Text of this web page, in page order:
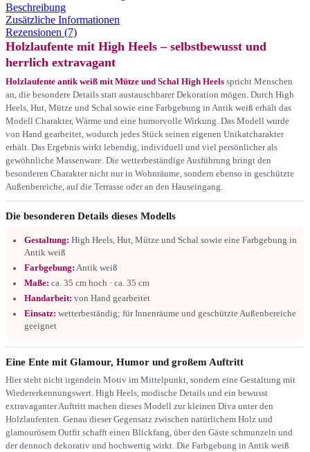
Beschreibung
Zusätzliche Informationen
Rezensionen (7)
Holzlaufente mit High Heels – selbstbewusst und
herrlich extravagant
Holzlaufente antik weiß mit Mütze und Schal High Heels spricht Menschen
an, die besondere Details statt austauschbarer Dekoration mögen. Durch High
Heels, Hut, Mütze und Schal sowie eine Farbgebung in Antik weiß erhält das
Modell Charakter, Wärme und eine humorvolle Wirkung. Das Modell wurde
von Hand gearbeitet, wodurch jedes Stück seinen eigenen Unikatcharakter
erhält. Das Ergebnis wirkt lebendig, individuell und viel persönlicher als
gewöhnliche Massenware. Die wetterbeständige Ausführung bringt den
besonderen Charakter nicht nur in Wohnräume, sondern ebenso in geschützte
Außenbereiche, auf die Terrasse oder an den Hauseingang.
Die besonderen Details dieses Modells
Gestaltung: High Heels, Hut, Mütze und Schal sowie eine Farbgebung in
Antik weiß
Farbgebung: Antik weiß
Maße: ca. 35 cm hoch · ca. 35 cm
Handarbeit: von Hand gearbeitet
Einsatz: wetterbeständig; für Innenräume und geschützte Außenbereiche
geeignet
Eine Ente mit Glamour, Humor und großem Auftritt
Hier steht nicht irgendein Motiv im Mittelpunkt, sondern eine Gestaltung mit
Wiedererkennungswert. High Heels, modische Details und ein bewusst
extravaganter Auftritt machen dieses Modell zur kleinen Diva unter den
Holzlaufenten. Genau dieser Gegensatz zwischen natürlichem Holz und
glamourösem Outfit schafft einen Blickfang, über den Gäste schmunzeln und
der dennoch dekorativ und hochwertig wirkt. Die Farbgebung in Antik weiß